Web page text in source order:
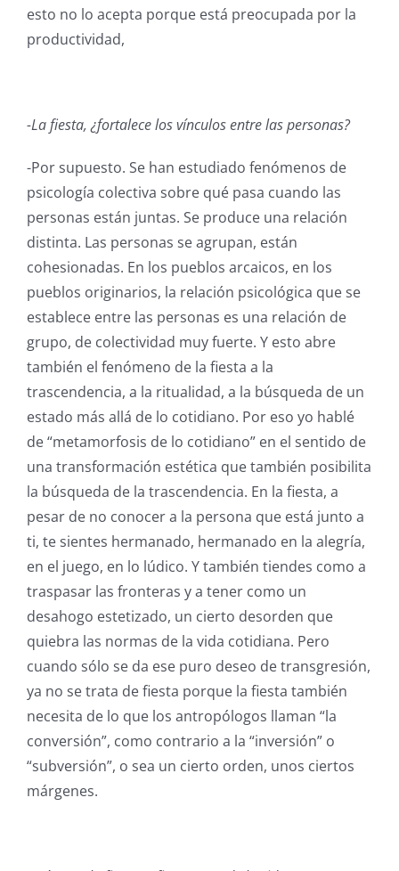
esto no lo acepta porque está preocupada por la
productividad,
-La fiesta, ¿fortalece los vínculos entre las personas?
-Por supuesto. Se han estudiado fenómenos de
psicología colectiva sobre qué pasa cuando las
personas están juntas. Se produce una relación
distinta. Las personas se agrupan, están
cohesionadas. En los pueblos arcaicos, en los
pueblos originarios, la relación psicológica que se
establece entre las personas es una relación de
grupo, de colectividad muy fuerte. Y esto abre
también el fenómeno de la fiesta a la
trascendencia, a la ritualidad, a la búsqueda de un
estado más allá de lo cotidiano. Por eso yo hablé
de “metamorfosis de lo cotidiano” en el sentido de
una transformación estética que también posibilita
la búsqueda de la trascendencia. En la fiesta, a
pesar de no conocer a la persona que está junto a
ti, te sientes hermanado, hermanado en la alegría,
en el juego, en lo lúdico. Y también tiendes como a
traspasar las fronteras y a tener como un
desahogo estetizado, un cierto desorden que
quiebra las normas de la vida cotidiana. Pero
cuando sólo se da ese puro deseo de transgresión,
ya no se trata de fiesta porque la fiesta también
necesita de lo que los antropólogos llaman “la
conversión”, como contrario a la “inversión” o
“subversión”, o sea un cierto orden, unos ciertos
márgenes.